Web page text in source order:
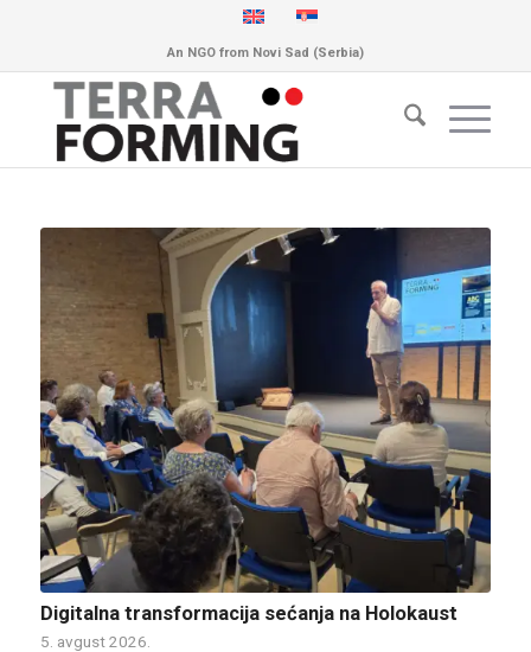
An NGO from Novi Sad (Serbia)
Digitalna transformacija sećanja na Holokaust
5. avgust 2026.